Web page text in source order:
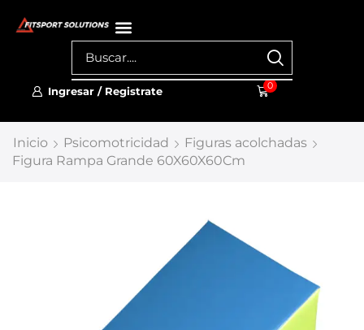
Ingresar / Registrate 0
Inicio Psicomotricidad
Figuras acolchadas
Figura Rampa Grande 60X60X60Cm